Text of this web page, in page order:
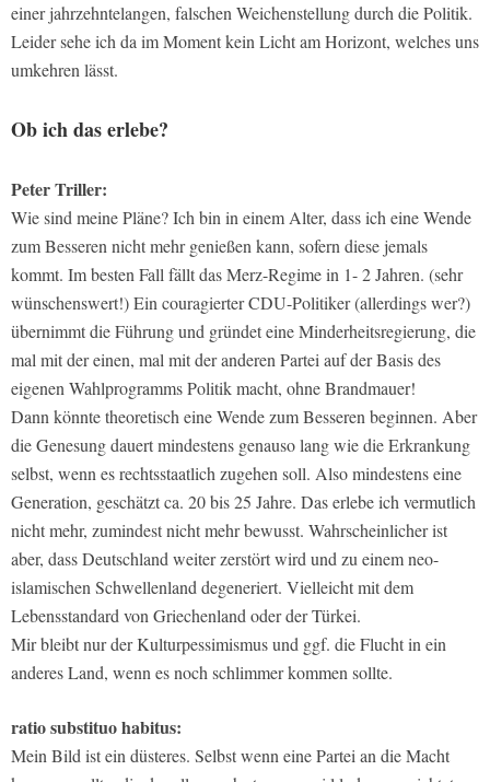
einer jahrzehntelangen, falschen Weichenstellung durch die Politik.
Leider sehe ich da im Moment kein Licht am Horizont, welches uns
umkehren lässt.
Ob ich das erlebe?
Peter Triller:
Wie sind meine Pläne? Ich bin in einem Alter, dass ich eine Wende
zum Besseren nicht mehr genießen kann, sofern diese jemals
kommt. Im besten Fall fällt das Merz-Regime in 1- 2 Jahren. (sehr
wünschenswert!) Ein couragierter CDU-Politiker (allerdings wer?)
übernimmt die Führung und gründet eine Minderheitsregierung, die
mal mit der einen, mal mit der anderen Partei auf der Basis des
eigenen Wahlprogramms Politik macht, ohne Brandmauer!
Dann könnte theoretisch eine Wende zum Besseren beginnen. Aber
die Genesung dauert mindestens genauso lang wie die Erkrankung
selbst, wenn es rechtsstaatlich zugehen soll. Also mindestens eine
Generation, geschätzt ca. 20 bis 25 Jahre. Das erlebe ich vermutlich
nicht mehr, zumindest nicht mehr bewusst. Wahrscheinlicher ist
aber, dass Deutschland weiter zerstört wird und zu einem neo-
islamischen Schwellenland degeneriert. Vielleicht mit dem
Lebensstandard von Griechenland oder der Türkei.
Mir bleibt nur der Kulturpessimismus und ggf. die Flucht in ein
anderes Land, wenn es noch schlimmer kommen sollte.
ratio substituo habitus:
Mein Bild ist ein düsteres. Selbst wenn eine Partei an die Macht